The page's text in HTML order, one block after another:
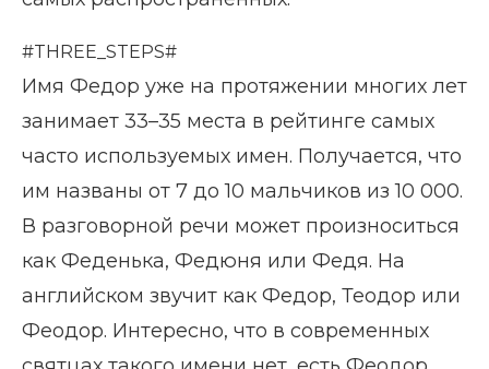
#THREE_STEPS#
Имя Федор уже на протяжении многих лет
занимает 33–35 места в рейтинге самых
часто используемых имен. Получается, что
им названы от 7 до 10 мальчиков из 10 000.
В разговорной речи может произноситься
как Феденька, Федюня или Федя. На
английском звучит как Федор, Теодор или
Феодор. Интересно, что в современных